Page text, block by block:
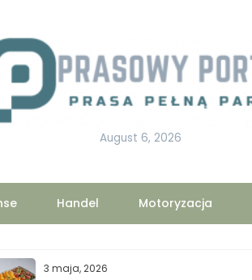
August 6, 2026
Handel Motoryzacja
3 maja, 2026